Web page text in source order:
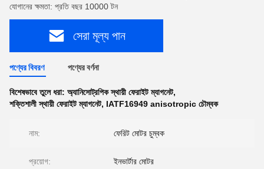
যোগানের ক্ষমতা: প্রতি বছর 10000 টন
সেরা মূল্য পান
পণ্যের বিবরণ পণ্যের বর্ণনা
বিশেষভাবে তুলে ধরা: অ্যানিসোট্রপিক স্থায়ী ফেরাইট ম্যাগনেট,
শক্তিশালী স্থায়ী ফেরাইট ম্যাগনেট, IATF16949 anisotropic চৌম্বক
নাম: ফেরিট মোটর চুম্বক
প্রয়োগ: ইনভার্টার মোটর